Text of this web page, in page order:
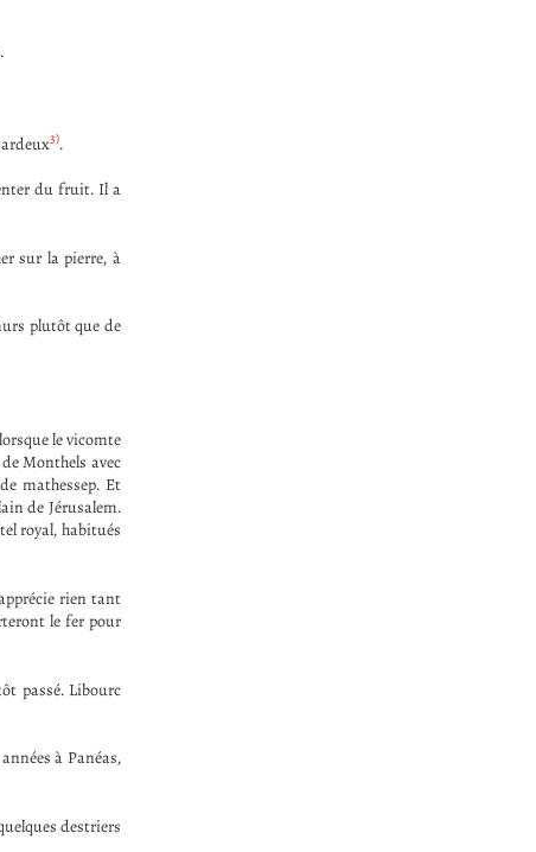
3).
du fruit. Il a
sur la pierre, à
plutôt que de
le vicomte
Monthels avec
mathessep. Et
de Jérusalem.
royal, habitués
rien tant
le fer pour
passé. Libourc
à Panéas,
destriers